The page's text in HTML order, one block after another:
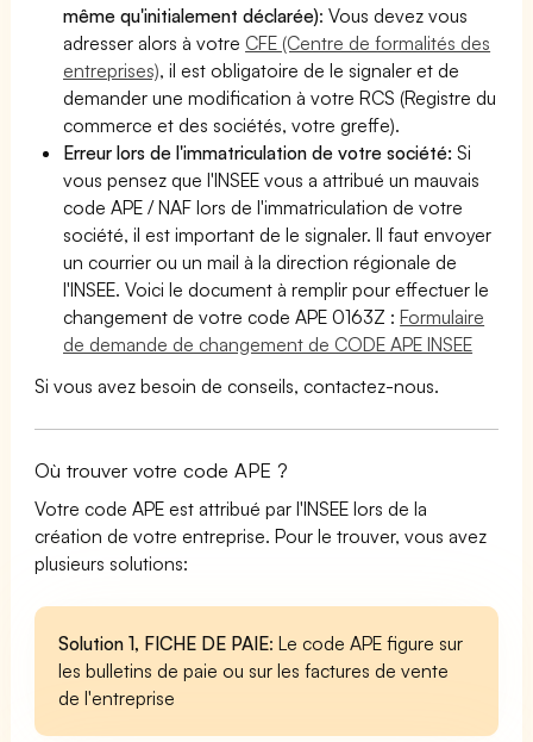
même qu'initialement déclarée): Vous devez vous
adresser alors à votre CFE (Centre de formalités des
entreprises), il est obligatoire de le signaler et de
demander une modification à votre RCS (Registre du
commerce et des sociétés, votre greffe).
Erreur lors de l'immatriculation de votre société:Si
vous pensez que l'INSEE vous a attribué un mauvais
code APE / NAF lors de l'immatriculation de votre
société, il est important de le signaler. Il faut envoyer
un courrier ou un mail à la direction régionale de
l'INSEE. Voici le document à remplir pour effectuer le
changement de votre code APE 0163Z :Formulaire
de demande de changement de CODE APE INSEE
Si vous avez besoin de conseils, contactez-nous.
Où trouver votre code APE ?
Votre code APE est attribué par l'INSEE lors de la
création de votre entreprise. Pour le trouver, vous avez
plusieurs solutions:
Solution 1, FICHE DE PAIE: Le code APE figure sur
les bulletins de paie ou sur les factures de vente
de l'entreprise